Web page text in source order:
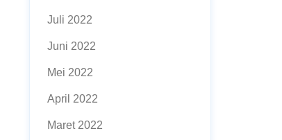
Juli 2022
Juni 2022
Mei 2022
April 2022
Maret 2022